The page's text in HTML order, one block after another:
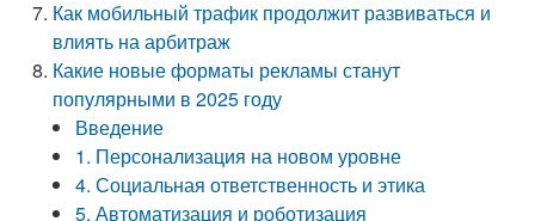
Как мобильный трафик продолжит развиваться и
влиять на арбитраж
Какие новые форматы рекламы станут
популярными в 2025 году
Введение
1. Персонализация на новом уровне
4. Социальная ответственность и этика
5. Автоматизация и роботизация